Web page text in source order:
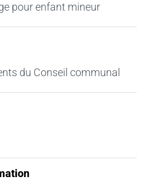
pour enfant mineur
du Conseil communal